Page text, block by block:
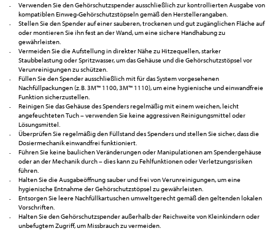
Verwenden Sie den Gehörschutzspender ausschließlich zur kontrollierten Ausgabe von
kompatiblen Einweg-Gehörschutzstöpseln gemäß den Herstellerangaben.
Stellen Sie den Spender auf einer sauberen, trockenen und gut zugänglichen Fläche auf
oder montieren Sie ihn fest an der Wand, um eine sichere Handhabung zu
gewährleisten.
Vermeiden Sie die Aufstellung in direkter Nähe zu Hitzequellen, starker
Staubbelastung oder Spritzwasser, um das Gehäuse und die Gehörschutzstöpsel vor
Verunreinigungen zu schützen.
Füllen Sie den Spender ausschließlich mit für das System vorgesehenen
Nachfüllpackungen (z. B. 3M™ 1100, 3M™ 1110), um eine hygienische und einwandfreie
Funktion sicherzustellen.
Reinigen Sie das Gehäuse des Spenders regelmäßig mit einem weichen, leicht
angefeuchteten Tuch – verwenden Sie keine aggressiven Reinigungsmittel oder
Lösungsmittel.
Überprüfen Sie regelmäßig den Füllstand des Spenders und stellen Sie sicher, dass die
Dosiermechanik einwandfrei funktioniert.
Führen Sie keine baulichen Veränderungen oder Manipulationen am Spendergehäuse
oder an der Mechanik durch – dies kann zu Fehlfunktionen oder Verletzungsrisiken
führen.
Halten Sie die Ausgabeöffnung sauber und frei von Verunreinigungen, um eine
hygienische Entnahme der Gehörschutzstöpsel zu gewährleisten.
Entsorgen Sie leere Nachfüllkartuschen umweltgerecht gemäß den geltenden lokalen
Vorschriften.
Halten Sie den Gehörschutzspender außerhalb der Reichweite von Kleinkindern oder
unbefugtem Zugriff, um Missbrauch zu vermeiden.